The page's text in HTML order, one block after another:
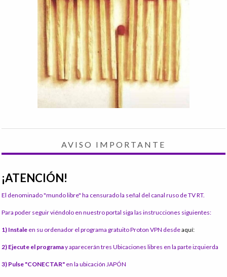
AVISO IMPORTANTE
¡ATENCIÓN!
El denominado "mundo libre" ha censurado la señal del canal ruso de TV RT.
Para poder seguir viéndolo en nuestro portal siga las instrucciones siguientes:
1) Instale en su ordenador el programa gratuito Proton VPN desdeaquí:
2) Ejecute el programay aparecerán tres Ubicaciones libres en la parte izquierda
3) Pulse "CONECTAR" en la ubicación JAPÓN